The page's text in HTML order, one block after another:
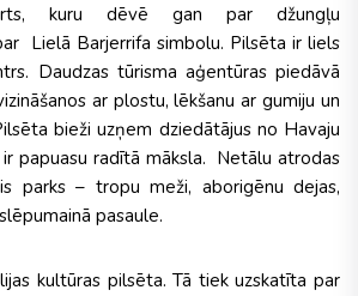
kuru dēvē gan par džungļu
Lielā Barjerrifa simbolu. Pilsēta ir liels
Daudzas tūrisma aģentūras piedāvā
ar plostu, lēkšanu ar gumiju un
bieži uzņem dziedātājus no Havaju
ir papuasu radītā māksla. Netālu atrodas
parks – tropu meži, aborigēnu dejas,
pasaule.
kultūras pilsēta. Tā tiek uzskatīta par